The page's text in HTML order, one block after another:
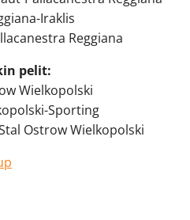
Iraklis
Reggiana
pelit:
Wielkopolski
Sporting
Ostrow Wielkopolski